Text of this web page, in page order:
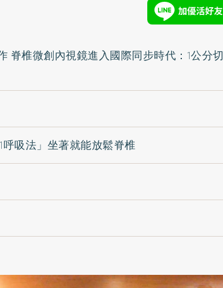
椎微創內視鏡進入國際同步時代：1公分切
吸法」坐著就能放鬆脊椎